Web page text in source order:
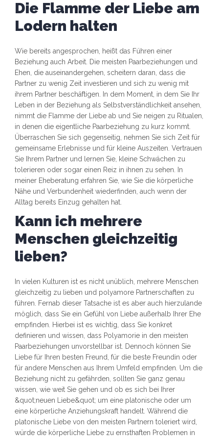
Die Flamme der Liebe am
Lodern halten
Wie bereits angesprochen, heißt das Führen einer
Beziehung auch Arbeit. Die meisten Paarbeziehungen und
Ehen, die auseinandergehen, scheitern daran, dass die
Partner zu wenig Zeit investieren und sich zu wenig mit
ihrem Partner beschäftigen. In dem Moment, in dem Sie Ihr
Leben in der Beziehung als Selbstverständlichkeit ansehen,
nimmt die Flamme der Liebe ab und Sie neigen zu Ritualen,
in denen die eigentliche Paarbeziehung zu kurz kommt.
Überraschen Sie sich gegenseitig, nehmen Sie sich Zeit für
gemeinsame Erlebnisse und für kleine Auszeiten. Vertrauen
Sie Ihrem Partner und lernen Sie, kleine Schwächen zu
tolerieren oder sogar einen Reiz in ihnen zu sehen. In
meiner Eheberatung erfahren Sie, wie Sie die körperliche
Nähe und Verbundenheit wiederfinden, auch wenn der
Alltag bereits Einzug gehalten hat.
Kann ich mehrere
Menschen gleichzeitig
lieben?
In vielen Kulturen ist es nicht unüblich, mehrere Menschen
gleichzeitig zu lieben und polyamore Partnerschaften zu
führen. Fernab dieser Tatsache ist es aber auch hierzulande
möglich, dass Sie ein Gefühl von Liebe außerhalb Ihrer Ehe
empfinden. Hierbei ist es wichtig, dass Sie konkret
definieren und wissen, dass Polyamorie in den meisten
Paarbeziehungen unvorstellbar ist. Dennoch können Sie
Liebe für Ihren besten Freund, für die beste Freundin oder
für andere Menschen aus Ihrem Umfeld empfinden. Um die
Beziehung nicht zu gefährden, sollten Sie ganz genau
wissen, wie weit Sie gehen und ob es sich bei Ihrer
&quot;neuen Liebe&quot; um eine platonische oder um
eine körperliche Anziehungskraft handelt. Während die
platonische Liebe von den meisten Partnern toleriert wird,
würde die körperliche Liebe zu ernsthaften Problemen in